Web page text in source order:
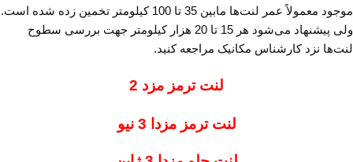
موجود معمولاً عمر لنت‌ها مابین 35 تا 100 کیلومتر تخمین زده شده‌ است.
ولی پیشنهاد می‌شود هر 15 تا 20 هزار کیلومتر جهت بررسی سطوح
لنت‌ها نزد کارشناس مکانیک مراجعه‌ کنید.
لنت ترمز مزد 2
لنت ترمز مزدا 3 نیو